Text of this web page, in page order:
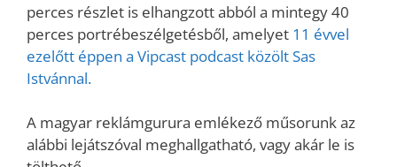
perces részlet is elhangzott abból a mintegy 40
perces portrébeszélgetésből, amelyet 11 évvel
ezelőtt éppen a Vipcast podcast közölt Sas
Istvánnal.
A magyar reklámgurura emlékező műsorunk az
alábbi lejátszóval meghallgatható, vagy akár le is